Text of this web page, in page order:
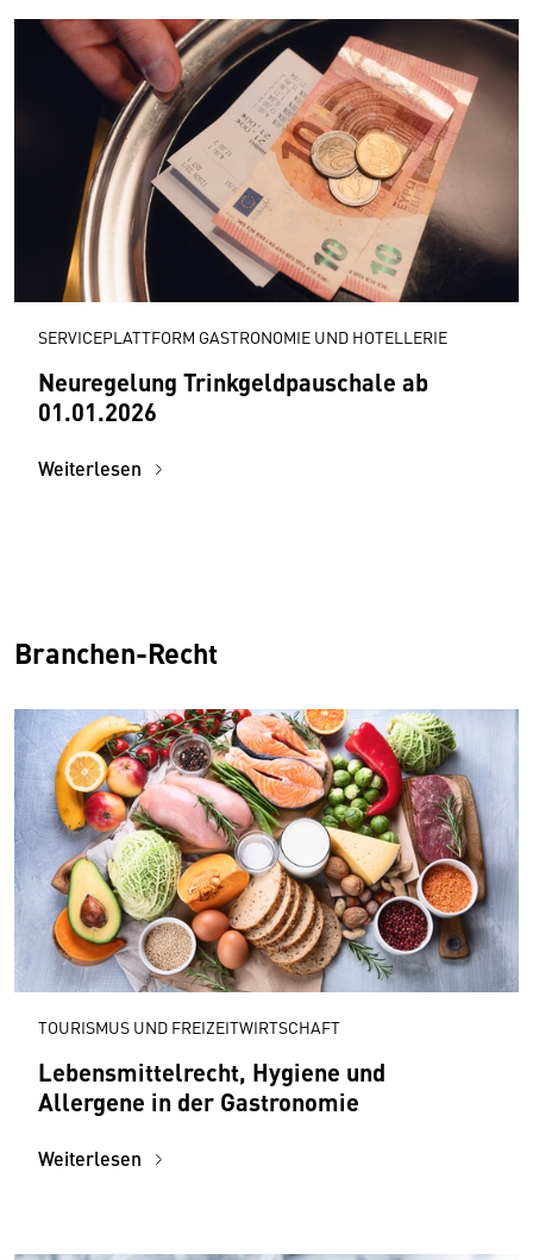
SERVICEPLATTFORM GASTRONOMIE UND HOTELLERIE
Neuregelung Trinkgeldpauschale ab
01.01.2026
Weiterlesen
Branchen-Recht
TOURISMUS UND FREIZEITWIRTSCHAFT
Lebensmittelrecht, Hygiene und
Allergene in der Gastronomie
Weiterlesen